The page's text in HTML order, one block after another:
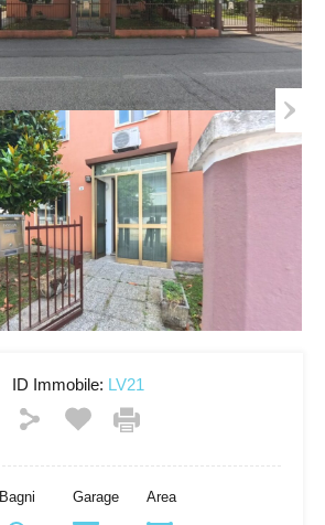
ID Immobile: LV21
Bagni Garage Area